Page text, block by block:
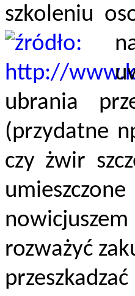
szkoleniu
ubrania
(przydatne
czy żwir
rozważyć